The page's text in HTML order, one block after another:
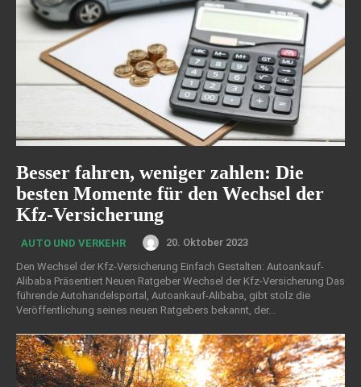
Besser fahren, weniger zahlen: Die
besten Momente für den Wechsel der
Kfz-Versicherung
AUTO UND VERKEHR
20. Oktober 2023
Den Wechsel der Kfz-Versicherung Einfach Gestalten: Autoankauf-
Alibaba Präsentiert Neuen Ratgeber Wechsel der Kfz-Versicherung Das
führende Autohandelsportal, Autoankauf-Alibaba, gibt stolz die
Veröffentlichung seines neuen Ratgebers bekannt, der...